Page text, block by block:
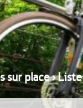
sur place›Liste